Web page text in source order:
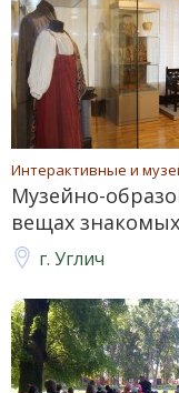
Интерактивные и
Музейно-
вещах
г. Углич